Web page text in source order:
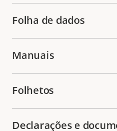
Folha de dados
Manuais
Folhetos
Declarações e